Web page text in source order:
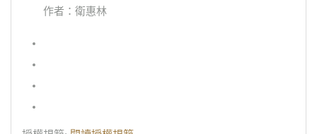
作者：衛惠林